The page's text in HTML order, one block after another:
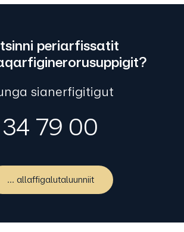
periarfissatit
sianerfigitigut
34 79 00
... allaffigalutaluunniit